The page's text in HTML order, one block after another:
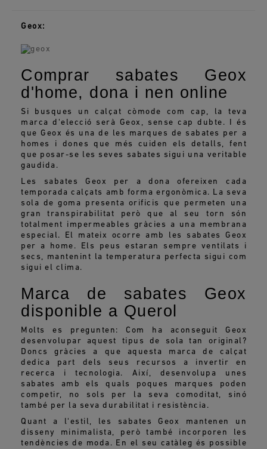
Geox:
Comprar sabates Geox
d'home, dona i nen online
Si busques un calçat còmode com cap, la teva
marca d'elecció serà Geox, sense cap dubte. I és
que Geox és una de les marques de sabates per a
homes i dones que més cuiden els detalls, fent
que posar-se les seves sabates sigui una veritable
gaudida.
Les sabates Geox per a dona ofereixen cada
temporada calçats amb forma ergonòmica. La seva
sola de goma presenta orificis que permeten una
gran transpirabilitat però que al seu torn són
totalment impermeables gràcies a una membrana
especial. El mateix ocorre amb les sabates Geox
per a home. Els peus estaran sempre ventilats i
secs, mantenint la temperatura perfecta sigui com
sigui el clima.
Marca de sabates Geox
disponible a Querol
Molts es pregunten: Com ha aconseguit Geox
desenvolupar aquest tipus de sola tan original?
Doncs gràcies a que aquesta marca de calçat
dedica part dels seus recursos a invertir en
recerca i tecnologia. Així, desenvolupa unes
sabates amb els quals poques marques poden
competir, no sols per la seva comoditat, sinó
també per la seva durabilitat i resistència.
Quant a l'estil, les sabates Geox mantenen un
disseny minimalista, però també incorporen les
tendències de moda. En el seu catàleg és possible